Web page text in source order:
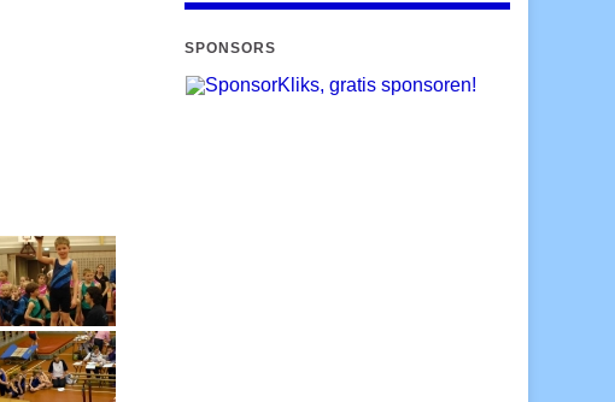
SPONSORS